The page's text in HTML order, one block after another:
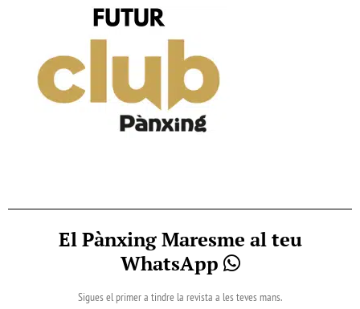
El Pànxing Maresme al teu
WhatsApp
Sigues el primer a tindre la revista a les teves mans.